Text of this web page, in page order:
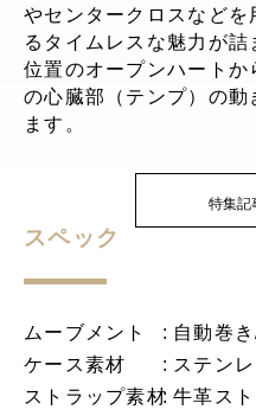
やセンタークロスなど
るタイムレスな魅力が
位置のオープンハート
の心臓部（テンプ）の動
ます。
特集記
スペック
ムーブメント
自動巻
ケース素材
ステン
ストラップ素材 牛革ス